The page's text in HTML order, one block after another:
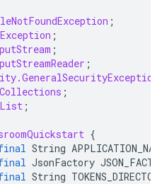
;
;
;
;
;
;
{
String
JsonFactory
String